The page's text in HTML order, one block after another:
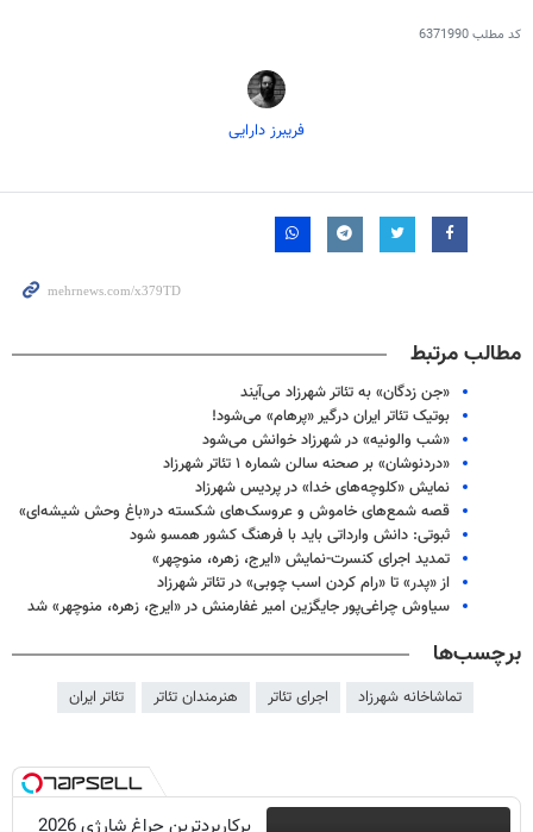
کد مطلب6371990
فریبرز دارایی
مطالب مرتبط
«جن زدگان» به تئاتر شهرزاد می‌آیند
بوتیک تئاتر ایران درگیر «پرهام» می‌شود!
«شب والونیه» در شهرزاد خوانش می‌شود
«دردنوشان» بر صحنه سالن شماره ۱ تئاتر شهرزاد
نمایش «کلوچه‌های خدا» در پردیس شهرزاد
قصه شمع‌های خاموش و عروسک‌های شکسته در«باغ وحش شیشه‌ای»
ثبوتی: دانش وارداتی باید با فرهنگ کشور همسو شود
تمدید اجرای کنسرت-نمایش «ایرج، زهره، منوچهر»
از «پدر» تا «رام کردن اسب چوبی» در تئاتر شهرزاد
سیاوش چراغی‌پور جایگزین امیر غفارمنش در «ایرج، زهره، منوچهر» شد
برچسب‌ها
تماشاخانه شهرزاد اجرای تئاتر هنرمندان تئاتر تئاتر ایران
پرکاربردترین چراغ شارژی 2026